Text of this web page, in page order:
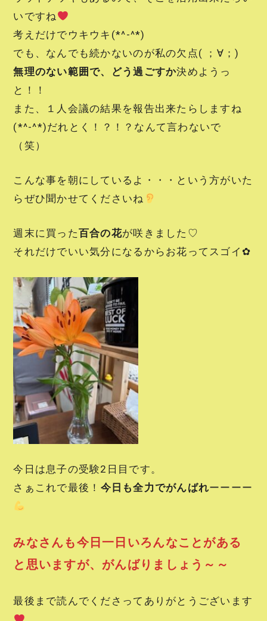
いですね
考えだけでウキウキ(*^-^*)
でも、なんでも続かないのが私の欠点( ；∀；)
無理のない範囲で、どう過ごすか決めようっ
と！！
また、１人会議の結果を報告出来たらしますね
(*^-^*)だれとく！？！？なんて言わないで
（笑）
こんな事を朝にしているよ・・・という方がいた
らぜひ聞かせてくださいね
週末に買った百合の花が咲きました♡
それだけでいい気分になるからお花ってスゴイ✿
今日は息子の受験2日目です。
さぁこれで最後！ 今日も全力でがんばれーーーー
みなさんも今日一日いろんなことがある
と思いますが、がんばりましょう～～
最後まで読んでくださってありがとうございます